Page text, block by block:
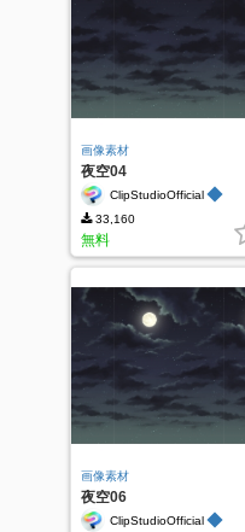
画像素材
夜空04
ClipStudioOfficial ◆
33,160
無料
画像素材
夜空06
ClipStudioOfficial ◆